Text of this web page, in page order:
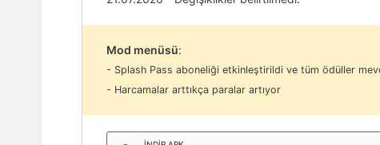
Mod menüsü:
- Splash Pass aboneliği etkinleştirildi ve tüm ödüller
- Harcamalar arttıkça paralar artıyor